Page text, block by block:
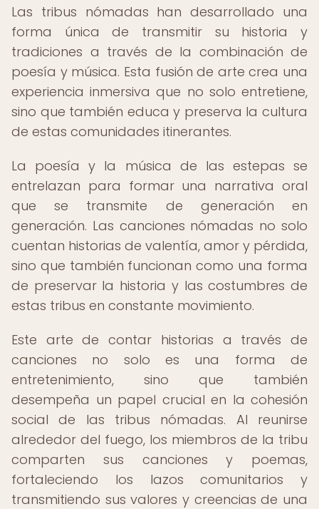
Las tribus nómadas han desarrollado una
forma única de transmitir su historia y
tradiciones a través de la combinación de
poesía y música. Esta fusión de arte crea una
experiencia inmersiva que no solo entretiene,
sino que también educa y preserva la cultura
de estas comunidades itinerantes.
La poesía y la música de las estepas se
entrelazan para formar una narrativa oral
que se transmite de generación en
generación. Las canciones nómadas no solo
cuentan historias de valentía, amor y pérdida,
sino que también funcionan como una forma
de preservar la historia y las costumbres de
estas tribus en constante movimiento.
Este arte de contar historias a través de
canciones no solo es una forma de
entretenimiento, sino que también
desempeña un papel crucial en la cohesión
social de las tribus nómadas. Al reunirse
alrededor del fuego, los miembros de la tribu
comparten sus canciones y poemas,
fortaleciendo los lazos comunitarios y
transmitiendo sus valores y creencias de una